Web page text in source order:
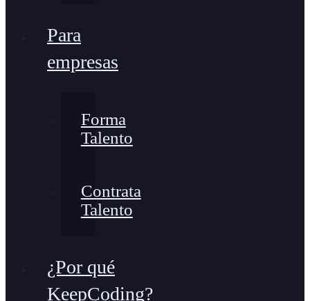
Para
empresas
Forma
Talento
Contrata
Talento
¿Por qué
KeepCoding?